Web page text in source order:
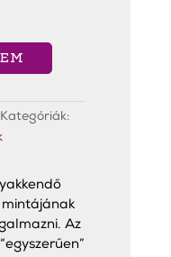
Kategóriák:
mintájának
Az